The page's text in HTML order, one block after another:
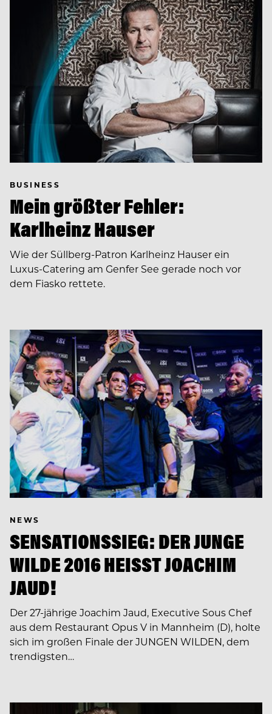
BUSINESS
Mein größter Fehler:
Karlheinz Hauser
Wie der Süllberg-Patron Karlheinz Hauser ein
Luxus-Catering am Genfer See gerade noch vor
dem Fiasko rettete.
NEWS
SENSATIONSSIEG: DER JUNGE
WILDE 2016 HEISST JOACHIM
JAUD!
Der 27-jährige Joachim Jaud, Executive Sous Chef
aus dem Restaurant Opus V in Mannheim (D), holte
sich im großen Finale der JUNGEN WILDEN, dem
trendigsten…